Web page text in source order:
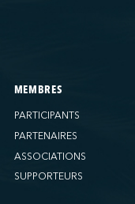
MEMBRES
PARTICIPANTS
PARTENAIRES
ASSOCIATIONS
SUPPORTEURS